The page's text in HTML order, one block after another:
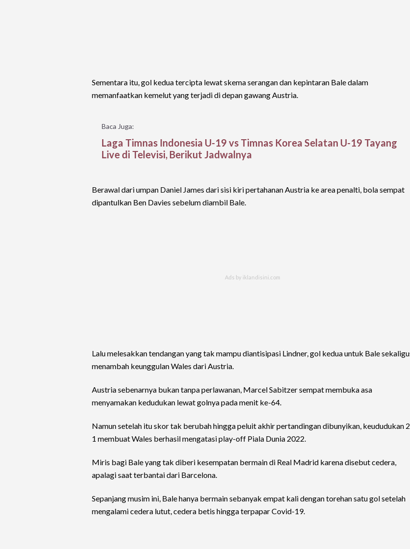
Sementara itu, gol kedua tercipta lewat skema serangan dan kepintaran Bale dalam
memanfaatkan kemelut yang terjadi di depan gawang Austria.
Baca Juga:
Laga Timnas Indonesia U-19 vs Timnas Korea Selatan U-19 Tayang
Live di Televisi, Berikut Jadwalnya
Berawal dari umpan Daniel James dari sisi kiri pertahanan Austria ke area penalti, bola sempat
dipantulkan Ben Davies sebelum diambil Bale.
Lalu melesakkan tendangan yang tak mampu diantisipasi Lindner, gol kedua untuk Bale
menambah keunggulan Wales dari Austria.
Austria sebenarnya bukan tanpa perlawanan, Marcel Sabitzer sempat membuka asa
menyamakan kedudukan lewat golnya pada menit ke-64.
Namun setelah itu skor tak berubah hingga peluit akhir pertandingan dibunyikan, keududukan
1 membuat Wales berhasil mengatasi play-off Piala Dunia 2022.
Miris bagi Bale yang tak diberi kesempatan bermain di Real Madrid karena disebut cedera,
apalagi saat terbantai dari Barcelona.
Sepanjang musim ini, Bale hanya bermain sebanyak empat kali dengan torehan satu gol setelah
mengalami cedera lutut, cedera betis hingga terpapar Covid-19.